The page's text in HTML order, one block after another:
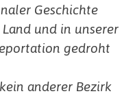
Geschichte
und in unserer
gedroht
anderer Bezirk